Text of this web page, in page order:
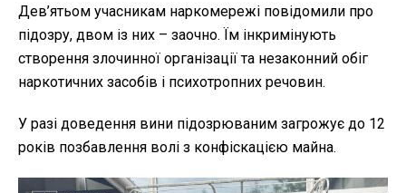
Дев’ятьом учасникам наркомережі повідомили про
підозру, двом із них – заочно. Їм інкримінують
створення злочинної організації та незаконний обіг
наркотичних засобів і психотропних речовин.
У разі доведення вини підозрюваним загрожує до 12
років позбавлення волі з конфіскацією майна.